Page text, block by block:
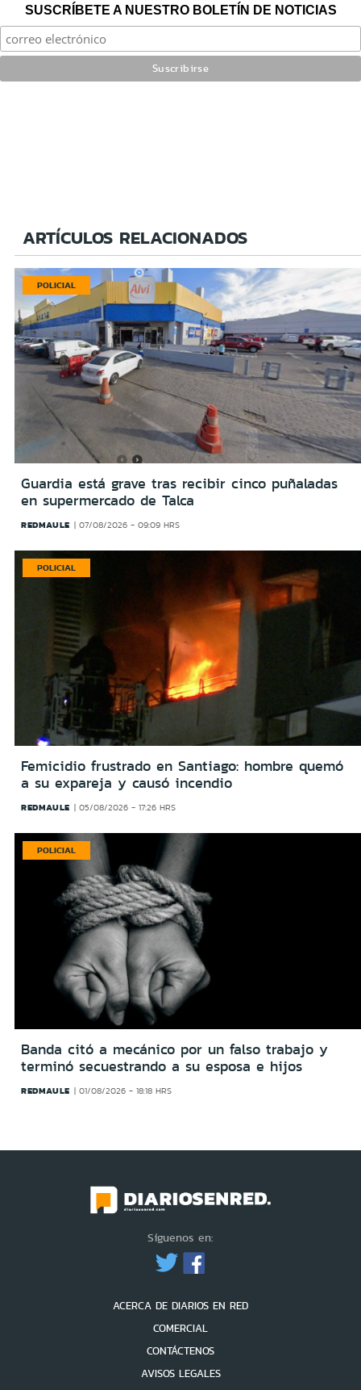
SUSCRÍBETE A NUESTRO BOLETÍN DE NOTICIAS
ARTÍCULOS RELACIONADOS
POLICIAL
Guardia está grave tras recibir cinco puñaladas
en supermercado de Talca
REDMAULE 07/08/2026 - 09:09 HRS
POLICIAL
Femicidio frustrado en Santiago: hombre quemó
a su expareja y causó incendio
REDMAULE 05/08/2026 - 17:26 HRS
POLICIAL
Banda citó a mecánico por un falso trabajo y
terminó secuestrando a su esposa e hijos
REDMAULE 01/08/2026 - 18:18 HRS
Síguenos en:
ACERCA DE DIARIOS EN RED
COMERCIAL
CONTÁCTENOS
AVISOS LEGALES